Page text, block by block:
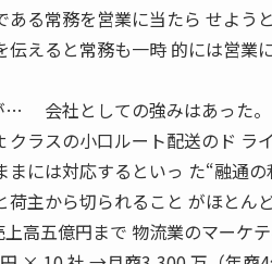
る常務を営業に当たら せよう
えると常務も一時 的には営業
… 会社としての強みはあった。
クラスの小口ルート配送のド ラ
には対応するといっ た“融通の
主から切られること がほとん
高五億円まで 物流業のマーケ